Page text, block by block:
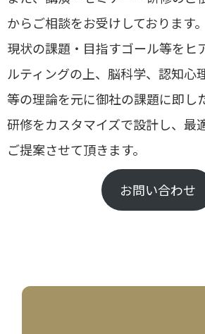
からご相談をお受けしております。
現状の課題・目指すゴール等をヒ
ルティングの上、脳科学、認知心
等の理論を元に御社の課題に即し
研修をカスタマイズで設計し、最
ご提案させて頂きます。
お問い合わせ